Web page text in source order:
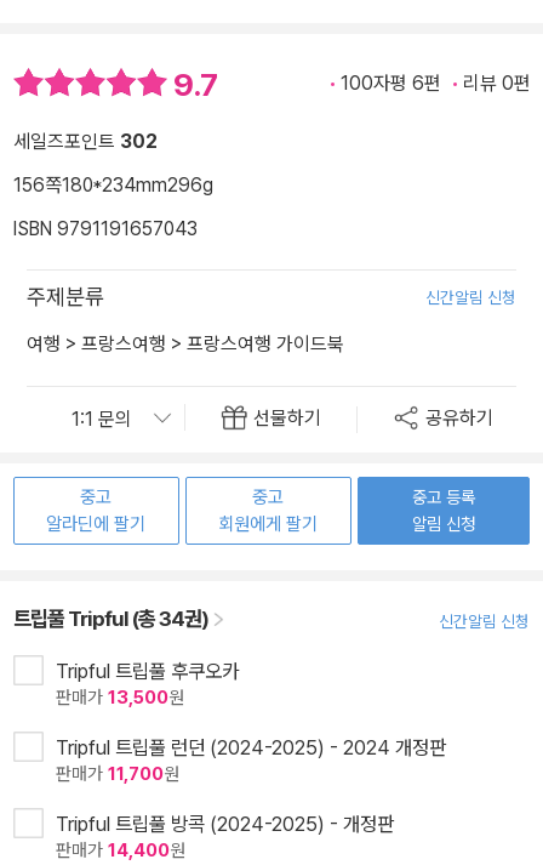
9.7 100자평 6편 리뷰 0편
세일즈포인트 302
156쪽180*234mm296g
ISBN 9791191657043
주제분류 신간알림 신청
여행 > 프랑스여행 > 프랑스여행 가이드북
선물하기 공유하기
중고
알라딘에 팔기
중고
회원에게 팔기
중고 등록
알림 신청
트립풀 Tripful (총 34권) 신간알림 신청
Tripful 트립풀 후쿠오카
판매가 13,500원
Tripful 트립풀 런던 (2024-2025) - 2024 개정판
판매가 11,700원
Tripful 트립풀 방콕 (2024-2025) - 개정판
판매가 14,400원